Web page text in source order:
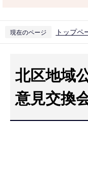
現在のページ トップペ
北区地域
意見交換